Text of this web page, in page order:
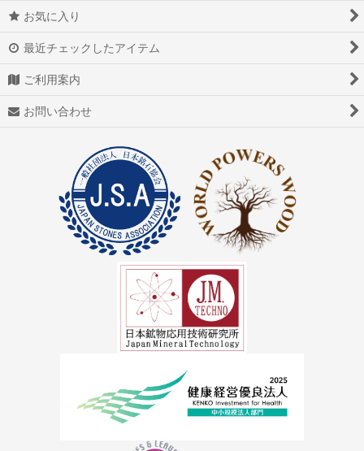
アゼツライト
アフガナイト
アップルグリーンファントム
アベンチュリン
アレキサンドライト
お気に入り
最近チェックしたアイテム
ご利用案内
お問い合わせ